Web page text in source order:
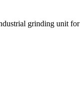
grinding unit for